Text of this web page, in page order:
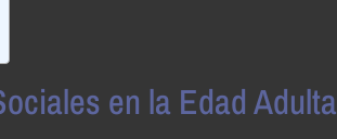
en la Edad Adulta